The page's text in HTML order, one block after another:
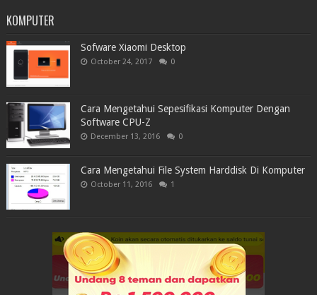
KOMPUTER
Sofware Xiaomi Desktop
October 24, 2017 0
Cara Mengetahui Sepesifikasi Komputer Dengan
Software CPU-Z
December 13, 2016 0
Cara Mengetahui File System Harddisk Di Komputer
October 11, 2016 1